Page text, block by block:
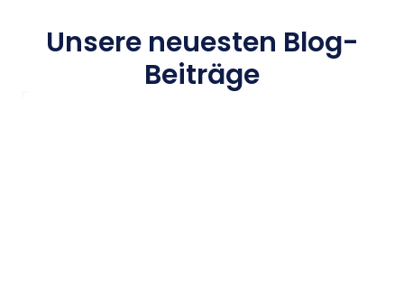
Unsere neuesten Blog-
Beiträge